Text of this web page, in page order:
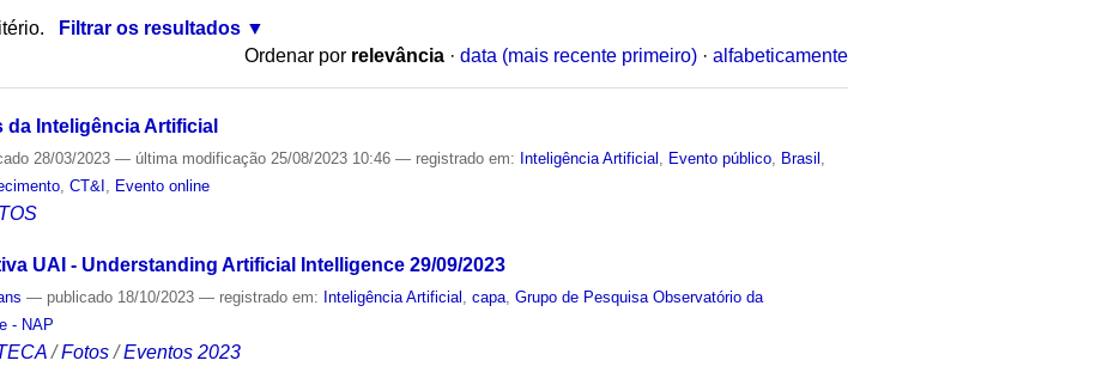
Filtrar os resultados
Ordenar por relevância · data (mais recente primeiro) · alfabeticamente
Inteligência Artificial
28/03/2023— última modificação 25/08/2023 10:46— registrado em: Inteligência Artificial Evento público Brasil
,CT&I Evento online
UAI - Understanding Artificial Intelligence 29/09/2023
— publicado 18/10/2023— registrado em: Inteligência Artificial ,capa ,Grupo de Pesquisa Observatório da
- NAP
/Fotos /Eventos 2023